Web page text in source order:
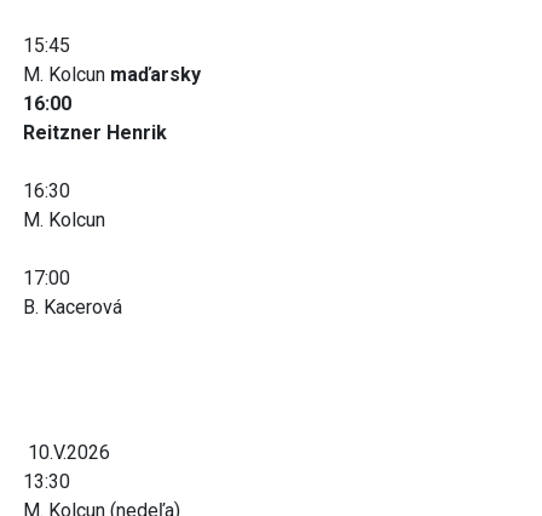
15:45
M. Kolcun maďarsky
16:00
Reitzner Henrik
16:30
M. Kolcun
17:00
B. Kacerová
10.V.2026
13:30
M. Kolcun (nedeľa)